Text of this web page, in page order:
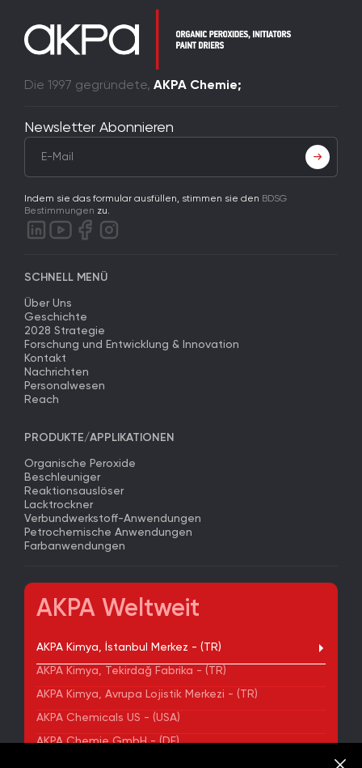
Die 1997 gegründete, AKPA Chemie;
Newsletter Abonnieren
Indem sie das formular ausfüllen, stimmen sie den BDSG
Bestimmungen zu.
SCHNELL MENÜ
Über Uns
Geschichte
2028 Strategie
Forschung und Entwicklung & Innovation
Kontakt
Nachrichten
Personalwesen
Reach
PRODUKTE/APPLIKATIONEN
Organische Peroxide
Beschleuniger
Reaktionsauslöser
Lacktrockner
Verbundwerkstoff-Anwendungen
Petrochemische Anwendungen
Farbanwendungen
AKPA Weltweit
AKPA Kimya, İstanbul Merkez - (TR)
AKPA Kimya, Tekirdağ Fabrika - (TR)
AKPA Kimya, Avrupa Lojistik Merkezi - (TR)
AKPA Chemicals US - (USA)
AKPA Chemie GmbH - (DE)